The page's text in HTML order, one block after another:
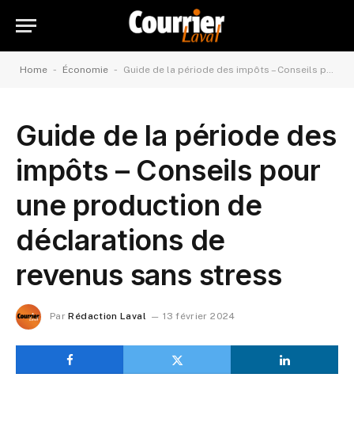
Home - Économie - Guide de la période des impôts – Conseils pour une production de déclarations de revenus sans stress
Guide de la période des
impôts – Conseils pour
une production de
déclarations de
revenus sans stress
Par Rédaction Laval 13 février 2024